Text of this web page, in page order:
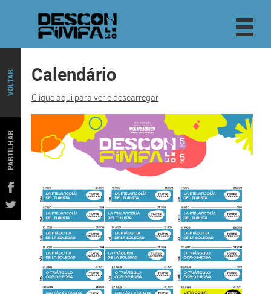
VOLTAR
PARTILHAR
Calendário
Clique aqui para ver e descarregar